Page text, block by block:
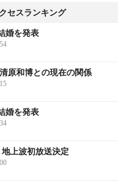
セスランキング
婚を発表
原和博との現在の関係
婚を発表
地上波初放送決定